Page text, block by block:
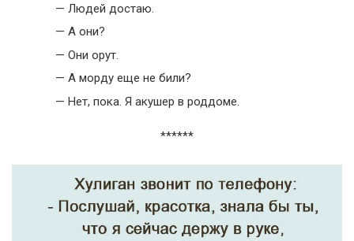
— Людей достаю.
— А они?
— Они орут.
— А морду еще не били?
— Нет, пока. Я акушер в роддоме.
******